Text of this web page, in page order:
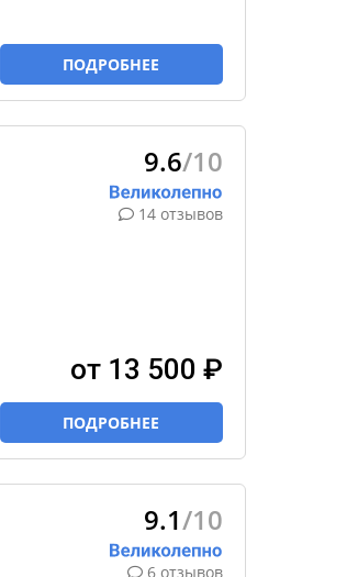
ПОДРОБНЕЕ
9.6/10
14 отзывов
от 13 500 ₽
ПОДРОБНЕЕ
9.1/10
6 отзывов